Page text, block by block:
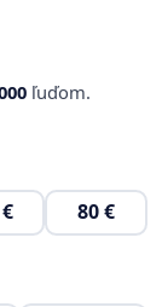
ľuďom.
80 €